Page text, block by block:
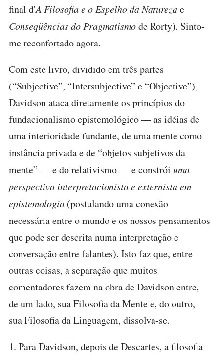
final d'A Filosofia e o Espelho da Naturezae
Conseqüências do Pragmatismode Rorty). Sinto-
me reconfortado agora.
Com este livro, dividido em três partes
(“Subjective”, “Intersubjective” e “Objective”),
Davidson ataca diretamente os princípios do
fundacionalismo epistemológico — as idéias de
uma interioridade fundante, de uma mente como
instância privada e de “objetos subjetivos da
mente” — e do relativismo — e constrói uma
perspectiva interpretacionista e externista em
epistemologia (postulando uma conexão
necessária entre o mundo e os nossos pensamentos
que pode ser descrita numa interpretação e
conversação entre falantes). Isto faz que, entre
outras coisas, a separação que muitos
comentadores fazem na obra de Davidson entre,
de um lado, sua Filosofia da Mente e, do outro,
sua Filosofia da Linguagem, dissolva-se.
1. Para Davidson, depois de Descartes, a filosofia